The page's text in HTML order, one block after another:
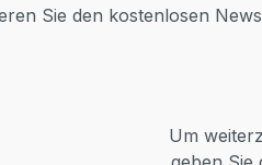
Sie den kostenlosen
Um